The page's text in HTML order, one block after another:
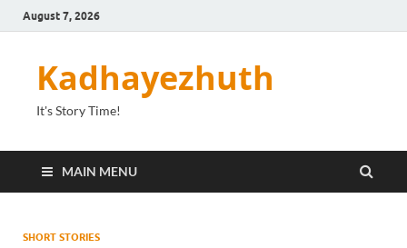
August 7, 2026
Kadhayezhuth
It's Story Time!
MAIN MENU
SHORT STORIES